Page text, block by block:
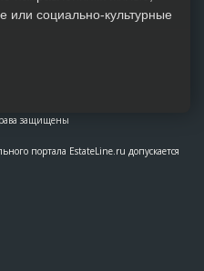
защищены
портала EstateLine.ru допускается
социально-культурные